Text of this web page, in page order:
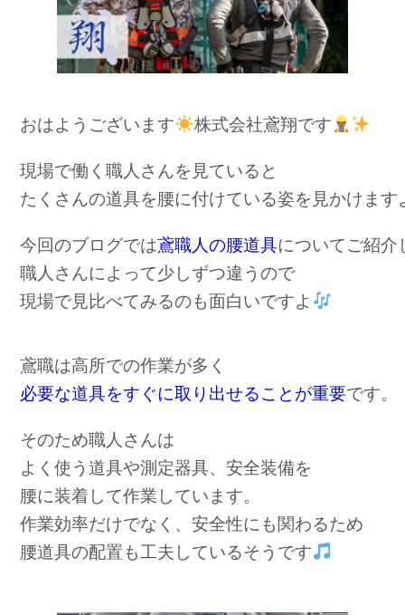
k
おはようございます 株式会社鳶翔です
現場で働く職人さんを見ていると
たくさんの道具を腰に付けている姿を見かけます
今回のブログでは鳶職人の腰道具についてご紹介
職人さんによって少しずつ違うので
現場で見比べてみるのも面白いですよ
鳶職は高所での作業が多く
必要な道具をすぐに取り出せることが重要です。
そのため職人さんは
よく使う道具や測定器具、安全装備を
腰に装着して作業しています。
作業効率だけでなく、安全性にも関わるため
腰道具の配置も工夫しているそうです